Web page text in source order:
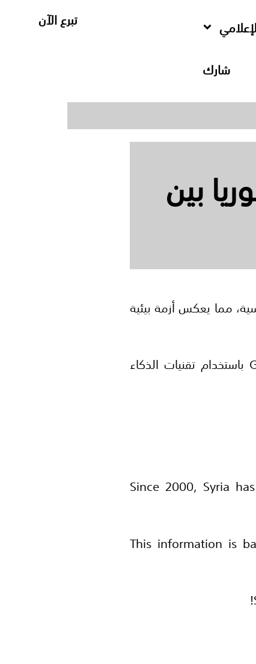
تبرع الآن
شارك
بين
المائية الرئيسية، مما يعكس أزمة بيئية
هذه المعلومات مبنية على تحليل صور الأقمار الصناعية عبر Google Earth Timelapse باستخدام تقنيات الذكاء
Since 2000, Syria
This information is